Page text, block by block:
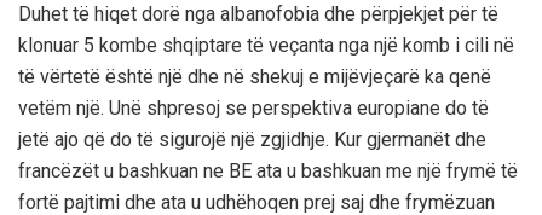
Duhet të hiqet dorë nga albanofobia dhe përpjekjet për të
klonuar 5 kombe shqiptare të veçanta nga një komb i cili në
të vërtetë është një dhe në shekuj e mijëvjeçarë ka qenë
vetëm një. Unë shpresoj se perspektiva europiane do të
jetë ajo që do të sigurojë një zgjidhje. Kur gjermanët dhe
francëzët u bashkuan ne BE ata u bashkuan me një frymë të
fortë pajtimi dhe ata u udhëhoqen prej saj dhe frymëzuan